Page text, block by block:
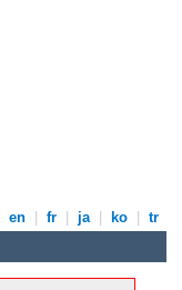
en fr ja ko tr